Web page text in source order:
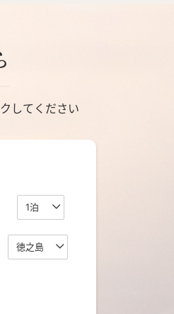
してください